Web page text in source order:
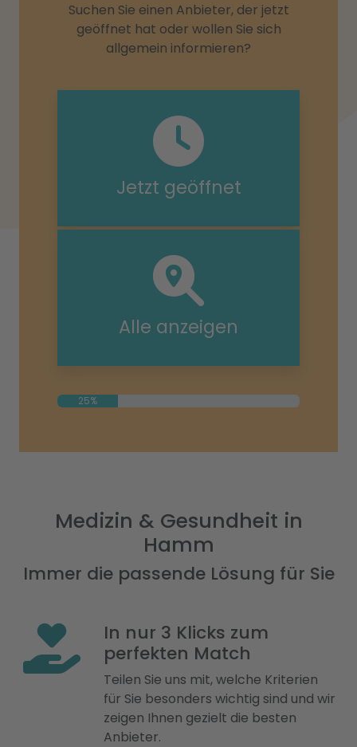
Suchen Sie einen Anbieter, der jetzt
geöffnet hat oder wollen Sie sich
allgemein informieren?
Jetzt geöffnet
Alle anzeigen
25%
Medizin & Gesundheit in
Hamm
Immer die passende Lösung für Sie
In nur 3 Klicks zum
perfekten Match
Teilen Sie uns mit, welche Kriterien
für Sie besonders wichtig sind und wir
zeigen Ihnen gezielt die besten
Anbieter.